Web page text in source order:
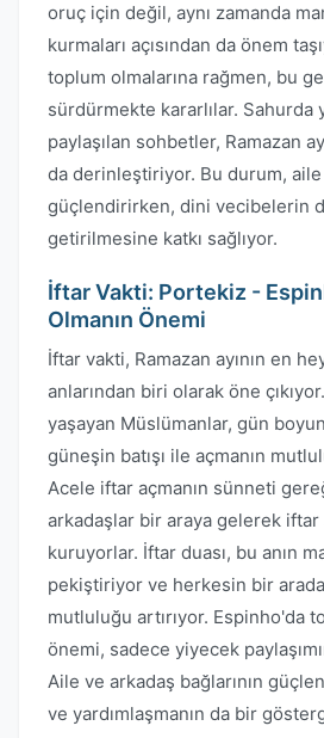
oruç için değil, aynı zamanda
kurmaları açısından da önem
toplum olmalarına rağmen, bu
sürdürmekte kararlılar. Sahurda
paylaşılan sohbetler, Ramazan
da derinleştiriyor. Bu durum, aile
güçlendirirken, dini vecibelerin
getirilmesine katkı sağlıyor.
İftar Vakti: Portekiz -
Olmanın Önemi
İftar vakti, Ramazan ayının en
anlarından biri olarak öne
yaşayan Müslümanlar, gün
güneşin batışı ile açmanın
Acele iftar açmanın sünneti
arkadaşlar bir araya gelerek iftar
kuruyorlar. İftar duası, bu anın
pekiştiriyor ve herkesin bir arada
mutluluğu artırıyor. Espinho'da
önemi, sadece yiyecek
Aile ve arkadaş bağlarının
ve yardımlaşmanın da bir